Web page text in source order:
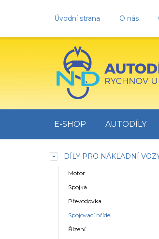
Úvodní strana O nás
E-SHOP AUTODÍLY
DÍLY PRO NÁKLADNÍ
Motor
Spojka
Převodovka
Spojovací hřídel
Řízení